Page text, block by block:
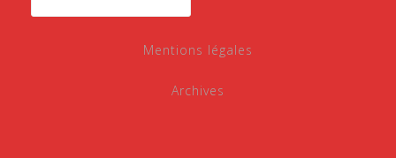
Mentions légales
Archives